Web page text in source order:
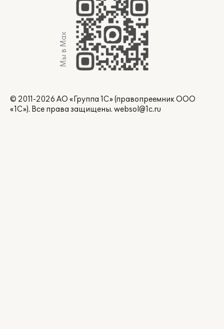
Мы в Max
© 2011-2026 АО «Группа 1С» (правопреемник ООО
«1С»). Все права защищены. websol@1c.ru